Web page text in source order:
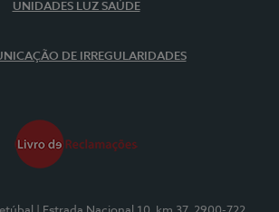
UNIDADES LUZ SAÚDE
DE IRREGULARIDADES